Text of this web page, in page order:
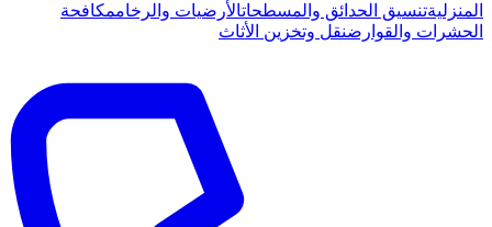
المنزليةتنسيق الحدائق والمسطحاتالأرضيات والرخاممكافحة
الحشرات والقوارضنقل وتخزين الأثاث